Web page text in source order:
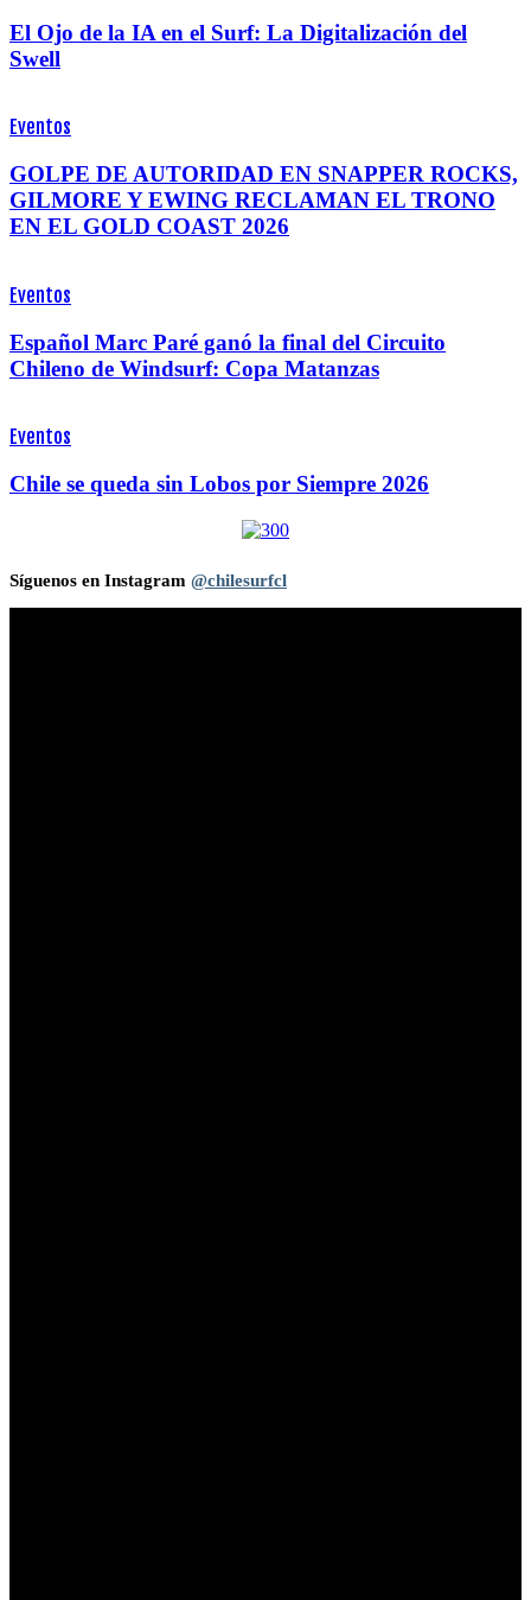
El Ojo de la IA en el Surf: La Digitalización del
Swell
Eventos
GOLPE DE AUTORIDAD EN SNAPPER ROCKS,
GILMORE Y EWING RECLAMAN EL TRONO
EN EL GOLD COAST 2026
Eventos
Español Marc Paré ganó la final del Circuito
Chileno de Windsurf: Copa Matanzas
Eventos
Chile se queda sin Lobos por Siempre 2026
Síguenos en Instagram @chilesurfcl